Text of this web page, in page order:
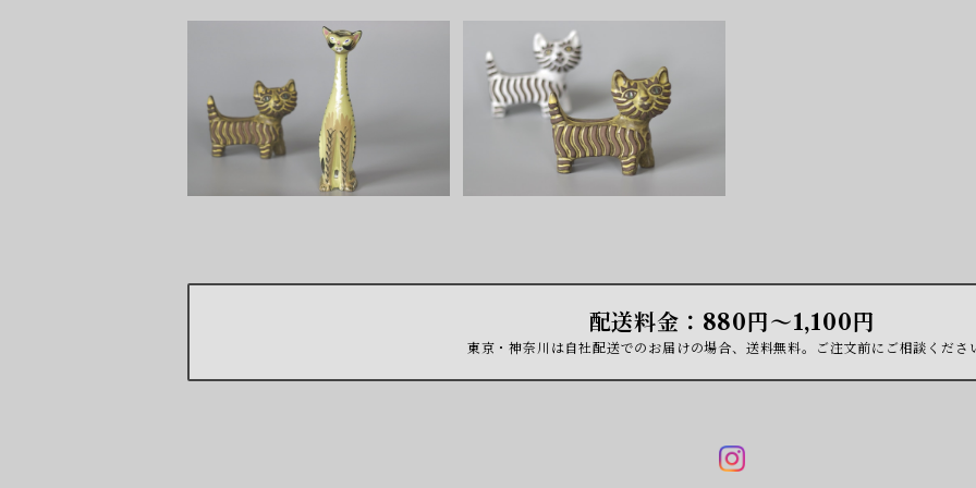
Dorothy Clough Cat B
¥50
SOLD OUT
Dorothy Clough Cat A
¥50
SOLD OUT
配送料金：880円〜1,100円
東京・神奈川は自社配送でのお届けの場合、送料無料。ご注文前にご相談くださ